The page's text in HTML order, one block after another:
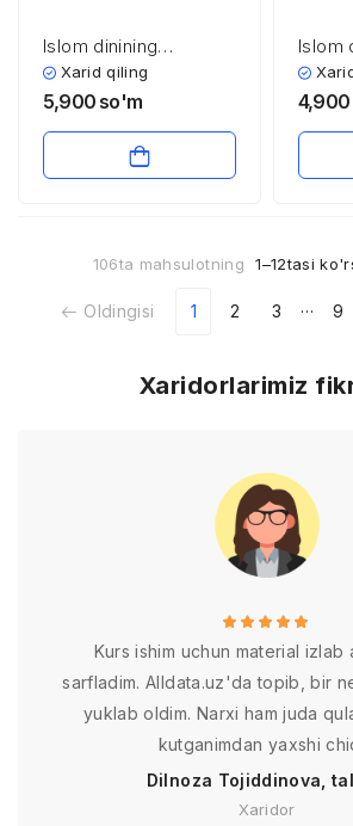
Islom dinining
Movarounnahrga kirib
kеlishi
Xarid qiling
5,900 so'm
Islom
4,900
106ta mahsulotning 1–12tasi
Oldingisi 1 2 3 … 9
Xaridorlarimiz
Kurs ishim uchun material izlab
sarfladim. Alldata.uz'da topib, bir
yuklab oldim. Narxi ham juda
kutganimdan yaxshi
Dilnoza Tojiddinova,
Xaridor